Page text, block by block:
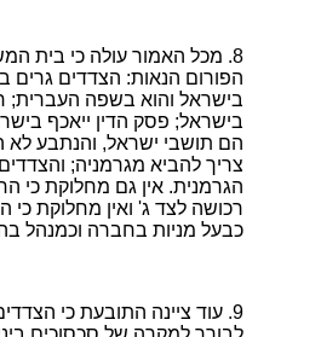
מכל האמור עולה כי בית
הפורום הנאות: הצדדים
בישראל והוא בשפה
בישראל; פסק הדין ייאכף
הם תושבי ישראל, והנתבע לא
צריך להביא מגרמניה;
הגרמנית. אין גם מחלוקת כי
רכושה לצד ג' ואין מחלוקת
כבעל מניות בחברה וכמנהל
עוד ציינה התובעת כי